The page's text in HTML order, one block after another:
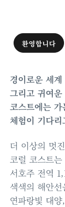
환영합니다
경이로운 세
그리고 귀여
코스트에는
체험이 기다
더 이상의 멋
코럴 코스트
서호주 전역
색색의 해안
연파랑빛 대